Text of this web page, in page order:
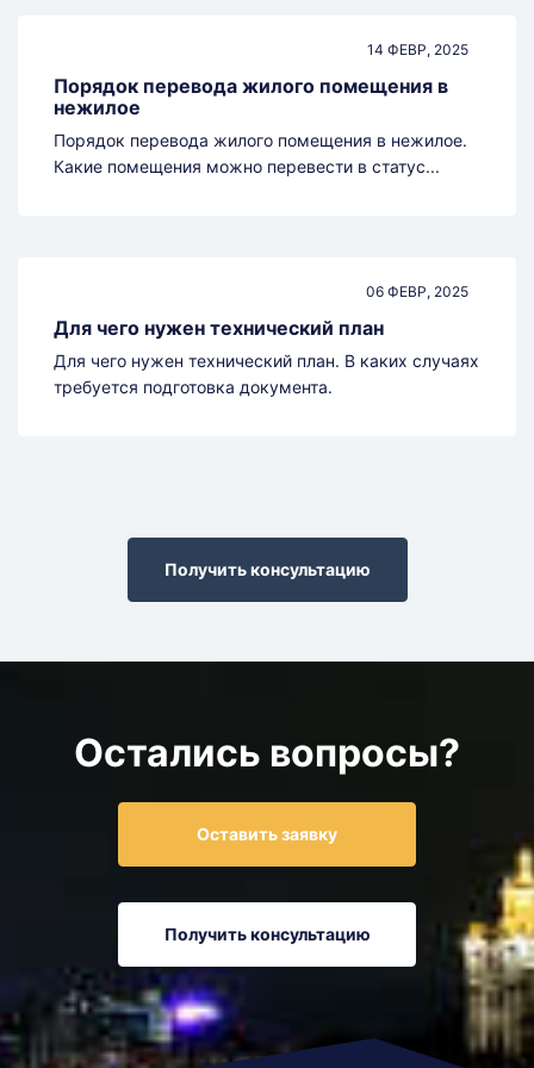
14 ФЕВР, 2025
Порядок перевода жилого помещения в
нежилое
Порядок перевода жилого помещения в нежилое.
Какие помещения можно перевести в статус...
06 ФЕВР, 2025
Для чего нужен технический план
Для чего нужен технический план. В каких случаях
требуется подготовка документа.
Получить консультацию
Остались вопросы?
Оставить заявку
Получить консультацию